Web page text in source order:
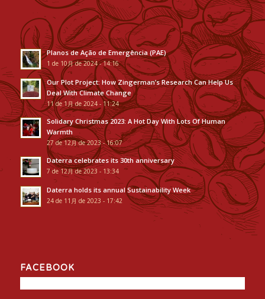
Planos de Ação de Emergência (PAE)
1 de 10月 de 2024 - 14:16
Our Plot Project: How Zingerman’s Research Can Help Us
Deal With Climate Change
11 de 1月 de 2024 - 11:24
Solidary Christmas 2023: A Hot Day With Lots Of Human
Warmth
27 de 12月 de 2023 - 16:07
Daterra celebrates its 30th anniversary
7 de 12月 de 2023 - 13:34
Daterra holds its annual Sustainability Week
24 de 11月 de 2023 - 17:42
FACEBOOK